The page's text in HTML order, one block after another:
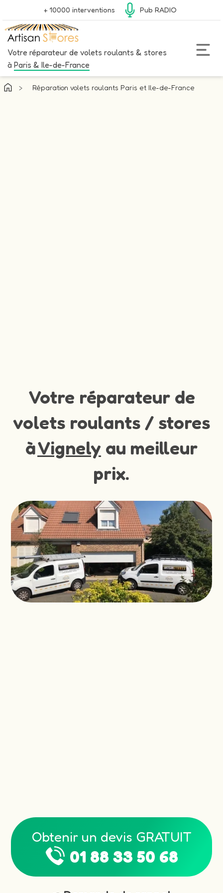
+ 10000 interventions Pub RADIO
Votre réparateur de volets roulants & stores
à Paris & Ile-de-France
> Réparation volets roulants Paris et Ile-de-France
Votre réparateur de
volets roulants / stores
àVignely au meilleur
prix.
Obtenir un devis GRATUIT
01 88 33 50 68